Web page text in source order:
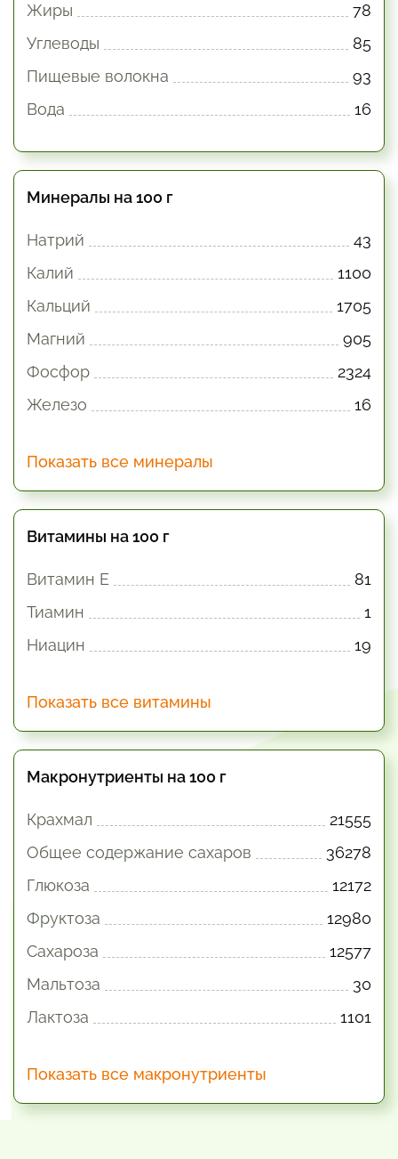
Жиры
78
Углеводы
85
Пищевые волокна
93
Вода
16
Минералы на 100 г
Натрий
43
Калий
1100
Кальций
1705
Магний
905
Фосфор
2324
Железо
16
Показать все минералы
Витамины на 100 г
Витамин E
81
Тиамин
1
Ниацин
19
Показать все витамины
Макронутриенты на 100 г
Крахмал
21555
Общее содержание сахаров
36278
Глюкоза
12172
Фруктоза
12980
Сахароза
12577
Мальтоза
30
Лактоза
1101
Показать все макронутриенты